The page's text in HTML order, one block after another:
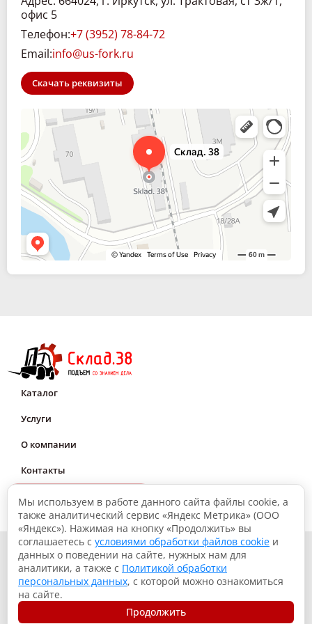
офис 5
Телефон:+7 (3952) 78-84-72
Email:info@us-fork.ru
Скачать реквизиты
Склад. 38
Спецтехника и спецавтомобили в Иркутске
Каталог
Услуги
О компании
Контакты
© 2026, Склад.38: Подъем со знанием дела
Политика конфиденциальности
Согласие на обработку данных
Использование файлов куки
Мы используем в работе данного сайта файлы cookie, а
также аналитический сервис «Яндекс Метрика» (ООО
«Яндекс»). Нажимая на кнопку «Продолжить» вы
соглашаетесь с условиями обработки файлов cookie и
данных о поведении на сайте, нужных нам для
аналитики, а также с Политикой обработки
персональных данных, с которой можно ознакомиться
на сайте.
Продолжить